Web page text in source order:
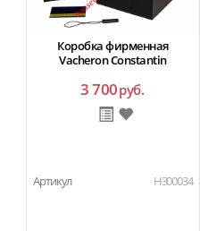
Коробка фирменная
Vacheron Constantin
3 700руб.
Артикул H300034